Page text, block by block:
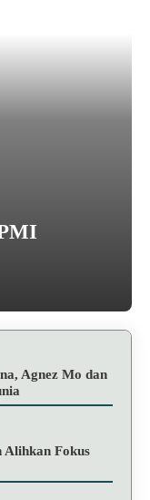
Agnez Mo dan
Alihkan Fokus